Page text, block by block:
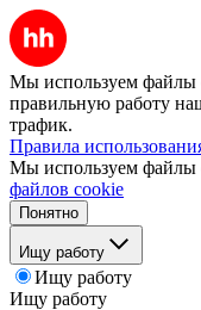
Мы используем файлы
правильную работу
трафик.
Правила
Мы используем файлы
файлов cookie
Понятно
Ищу работу
Ищу работу
Ищу работу